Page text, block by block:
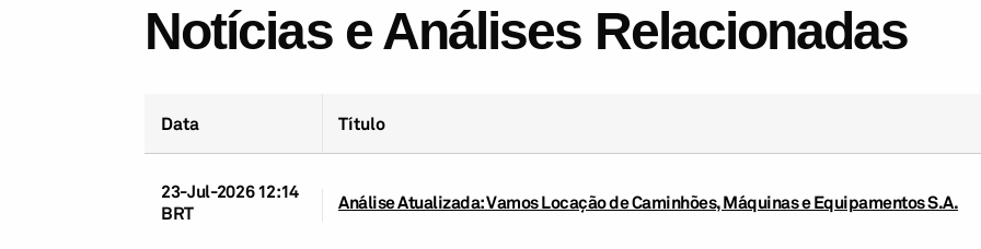
Notícias e Análises Relacionadas
Data Título
23-Jul-2026 12:14
BRT
Análise Atualizada: Vamos Locação de Caminhões, Máquinas e Equipamentos S.A.